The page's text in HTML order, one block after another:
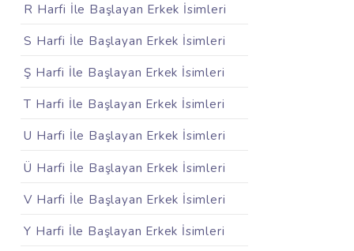
R Harfi İle Başlayan Erkek İsimleri
S Harfi İle Başlayan Erkek İsimleri
Ş Harfi İle Başlayan Erkek İsimleri
T Harfi İle Başlayan Erkek İsimleri
U Harfi İle Başlayan Erkek İsimleri
Ü Harfi İle Başlayan Erkek İsimleri
V Harfi İle Başlayan Erkek İsimleri
Y Harfi İle Başlayan Erkek İsimleri